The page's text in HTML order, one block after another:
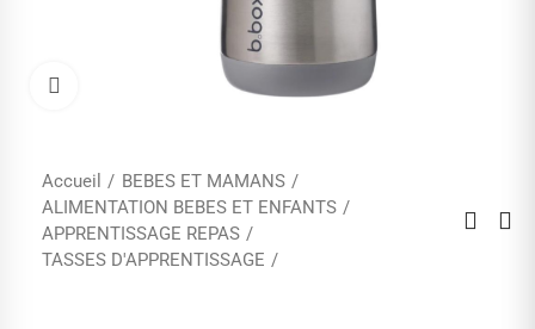
Accueil
BEBES ET MAMANS
ALIMENTATION BEBES ET ENFANTS
APPRENTISSAGE REPAS
TASSES D'APPRENTISSAGE